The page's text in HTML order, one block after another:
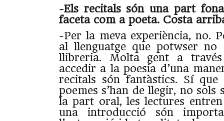
-Els recitals són una part
faceta com a poeta. Costa
-Per la meva experiència, no.
al llenguatge que potwser no
llibreria. Molta gent a
accedir a la poesia d’una
recitals són fantàstics. Sí
poemes s’han de llegir, no sols
la part oral, les lectures
una introducció són